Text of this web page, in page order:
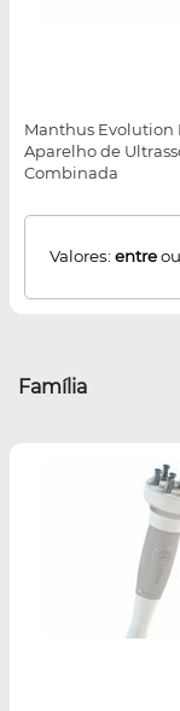
Manthus Evolution
Aparelho de
Combinada
Valores: entreou
Família